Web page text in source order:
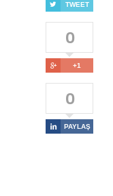
 TWEET
0
 +1
0
 PAYLAŞ